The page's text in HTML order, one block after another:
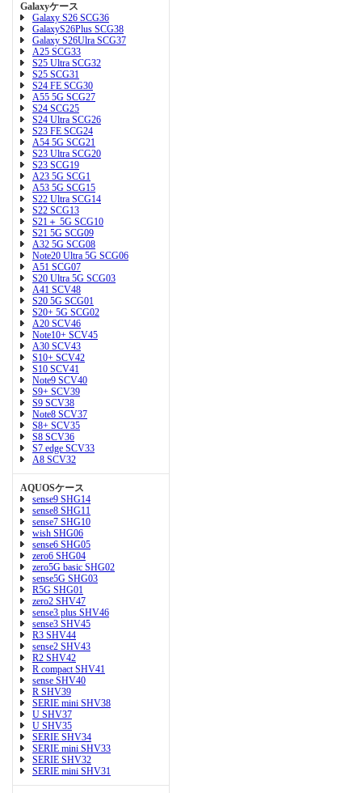
Galaxyケース
Galaxy S26 SCG36
GalaxyS26Plus SCG38
Galaxy S26Ulra SCG37
A25 SCG33
S25 Ultra SCG32
S25 SCG31
S24 FE SCG30
A55 5G SCG27
S24 SCG25
S24 Ultra SCG26
S23 FE SCG24
A54 5G SCG21
S23 Ultra SCG20
S23 SCG19
A23 5G SCG1
A53 5G SCG15
S22 Ultra SCG14
S22 SCG13
S21＋ 5G SCG10
S21 5G SCG09
A32 5G SCG08
Note20 Ultra 5G SCG06
A51 SCG07
S20 Ultra 5G SCG03
A41 SCV48
S20 5G SCG01
S20+ 5G SCG02
A20 SCV46
Note10+ SCV45
A30 SCV43
S10+ SCV42
S10 SCV41
Note9 SCV40
S9+ SCV39
S9 SCV38
Note8 SCV37
S8+ SCV35
S8 SCV36
S7 edge SCV33
A8 SCV32
AQUOSケース
sense9 SHG14
sense8 SHG11
sense7 SHG10
wish SHG06
sense6 SHG05
zero6 SHG04
zero5G basic SHG02
sense5G SHG03
R5G SHG01
zero2 SHV47
sense3 plus SHV46
sense3 SHV45
R3 SHV44
sense2 SHV43
R2 SHV42
R compact SHV41
sense SHV40
R SHV39
SERIE mini SHV38
U SHV37
U SHV35
SERIE SHV34
SERIE mini SHV33
SERIE SHV32
SERIE mini SHV31